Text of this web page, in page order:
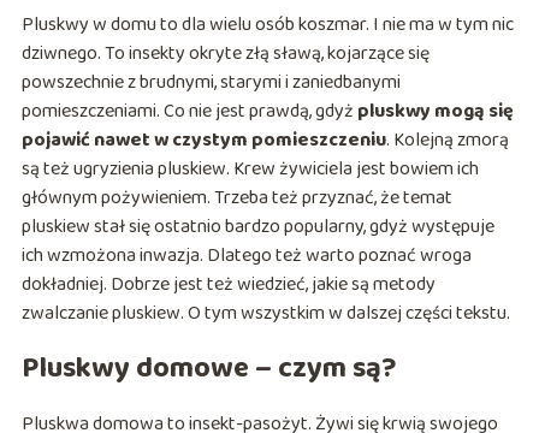
Pluskwy w domu to dla wielu osób koszmar. I nie ma w tym nic
dziwnego. To insekty okryte złą sławą, kojarzące się
powszechnie z brudnymi, starymi i zaniedbanymi
pomieszczeniami. Co nie jest prawdą, gdyż pluskwy mogą się
pojawić nawet w czystym pomieszczeniu. Kolejną zmorą
są też ugryzienia pluskiew. Krew żywiciela jest bowiem ich
głównym pożywieniem. Trzeba też przyznać, że temat
pluskiew stał się ostatnio bardzo popularny, gdyż występuje
ich wzmożona inwazja. Dlatego też warto poznać wroga
dokładniej. Dobrze jest też wiedzieć, jakie są metody
zwalczanie pluskiew. O tym wszystkim w dalszej części tekstu.
Pluskwy domowe – czym są?
Pluskwa domowa to insekt-pasożyt. Żywi się krwią swojego